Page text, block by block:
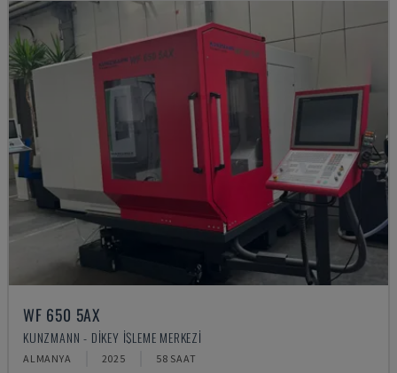
WF 650 5AX
KUNZMANN - DIKEY İŞLEME MERKEZI
ALMANYA 2025 58 SAAT